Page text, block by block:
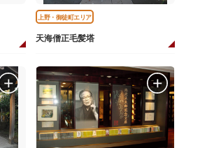
上野・御徒町エリア
天海僧正毛髪塔